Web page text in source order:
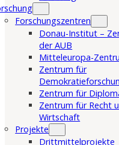
Forschungszentren
Donau-Institut –
der AUB
Mitteleuropa-
Zentrum für
Zentrum für
Zentrum für Recht
Wirtschaft
Projekte
Drittmittelprojekte